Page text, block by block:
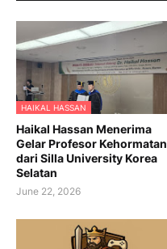
HAIKAL HASSAN
Haikal Hassan Menerima
Gelar Profesor Kehormatan
dari Silla University Korea
Selatan
June 22, 2026